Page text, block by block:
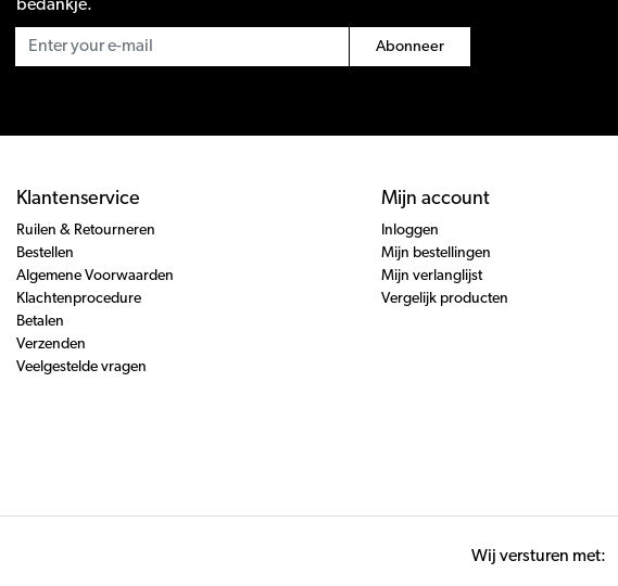
bedankje.
Abonneer
Klantenservice
Ruilen & Retourneren
Bestellen
Algemene Voorwaarden
Klachtenprocedure
Betalen
Verzenden
Veelgestelde vragen
Mijn account
Inloggen
Mijn bestellingen
Mijn verlanglijst
Vergelijk producten
Wij versturen met: